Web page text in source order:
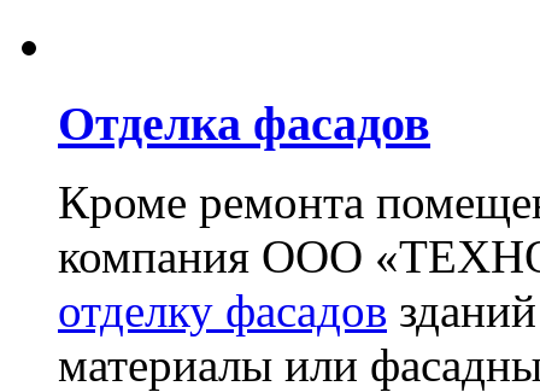
Отделка фасадов
Кроме ремонта
компания ООО
отделку фасадов
материалы или